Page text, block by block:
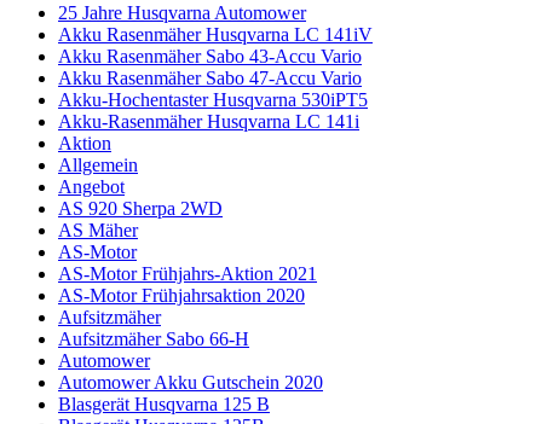
25 Jahre Husqvarna Automower
Akku Rasenmäher Husqvarna LC 141iV
Akku Rasenmäher Sabo 43-Accu Vario
Akku Rasenmäher Sabo 47-Accu Vario
Akku-Hochentaster Husqvarna 530iPT5
Akku-Rasenmäher Husqvarna LC 141i
Aktion
Allgemein
Angebot
AS 920 Sherpa 2WD
AS Mäher
AS-Motor
AS-Motor Frühjahrs-Aktion 2021
AS-Motor Frühjahrsaktion 2020
Aufsitzmäher
Aufsitzmäher Sabo 66-H
Automower
Automower Akku Gutschein 2020
Blasgerät Husqvarna 125 B